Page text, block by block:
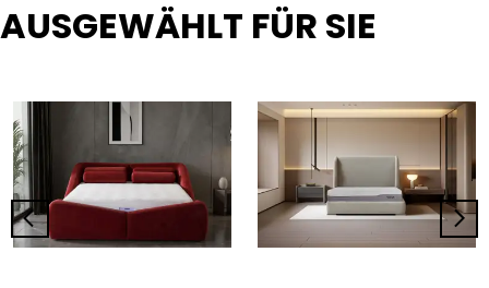
AUSGEWÄHLT FÜR SIE